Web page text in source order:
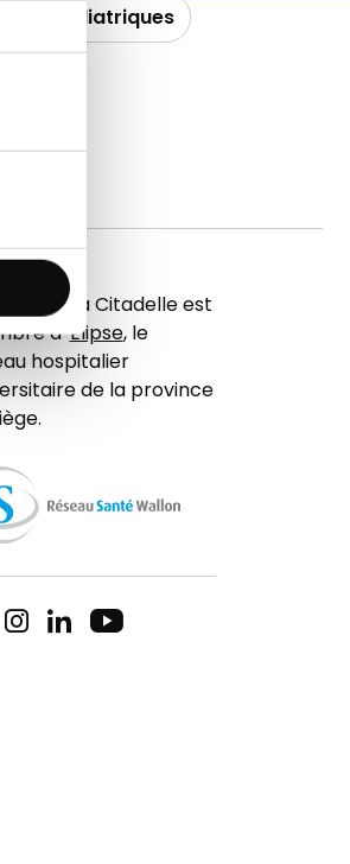
et pédiatriques
de la Citadelle est
d'Elipse, le
hospitalier
de la province